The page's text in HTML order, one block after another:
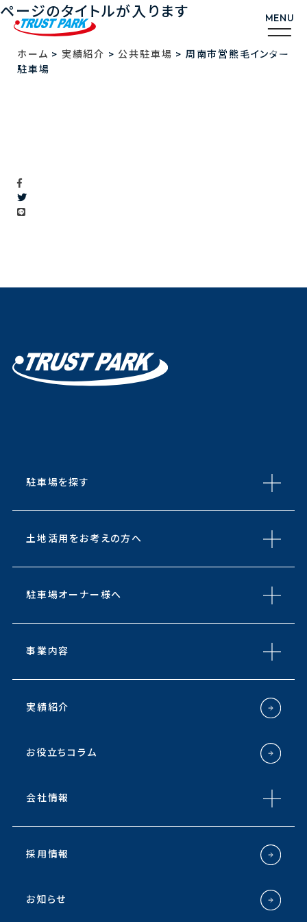
ページのタイトルが入ります
ホーム > 実績紹介 > 公共駐車場 > 周南市営熊毛インター
駐車場
駐車場を探す
土地活用をお考えの方へ
駐車場オーナー様へ
事業内容
実績紹介
お役立ちコラム
会社情報
採用情報
お知らせ